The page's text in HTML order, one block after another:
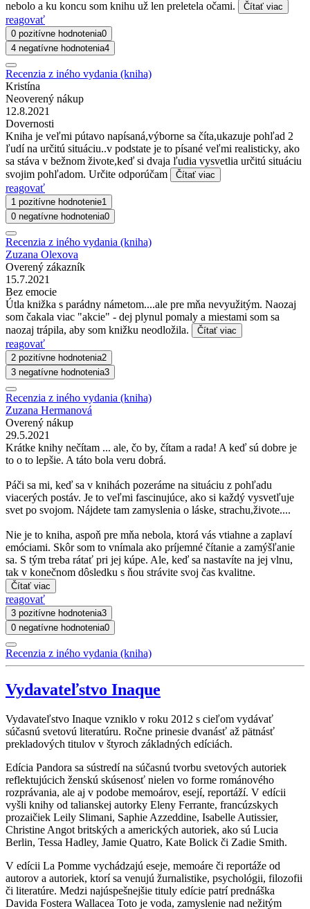
nebolo a ku koncu som knihu už len preletela očami. Čítať viac
reagovať
0 pozitívne hodnotenia0
4 negatívne hodnotenia4
Recenzia z iného vydania (kniha)
Kristína
Neoverený nákup
12.8.2021
Dovernosti
Kniha je veľmi pútavo napísaná,výborne sa číta,ukazuje pohľad 2
ľudí na určitú situáciu..v podstate je to písané veľmi realisticky, ako
sa stáva v bežnom živote,keď si dvaja ľudia vysvetlia určitú situáciu
svojim pohľadom. Určite odporúčam
Čítať viac
reagovať
1 pozitívne hodnotenie1
0 negatívne hodnotenia0
Recenzia z iného vydania (kniha)
Zuzana Olexova
Overený zákazník
15.7.2021
Bez emocie
Útla knižka s parádny námetom....ale pre mňa nevyužitým. Naozaj
som čakala viac "akcie" - dej plynul pomaly a miestami som sa
naozaj trápila, aby som knižku neodložila.
Čítať viac
reagovať
2 pozitívne hodnotenia2
3 negatívne hodnotenia3
Recenzia z iného vydania (kniha)
Zuzana Hermanová
Overený nákup
29.5.2021
Krátke knihy nečítam ... ale, čo by, čítam a rada! A keď sú dobre je
to o to lepšie. A táto bola veru dobrá.
Páči sa mi, keď sa v knihách pozeráme na situáciu z pohľadu
viacerých postáv. Je to veľmi fascinujúce, ako si každý vysvetľuje
svet po svojom. Nájdete tam zamyslenia o láske, strachu,živote....
Nie je to kniha, aspoň pre mňa nebola, ktorá vás vtiahne a zaplaví
emóciami. Skôr som to vnímala ako príjemné čítanie a zamýšľanie
sa. S tým treba rátať pri jej kúpe. Ale, keď sa nastavíte na jej vlnu,
tak v konečnom dôsledku s ňou strávite svoj čas kvalitne.
Čítať viac
reagovať
3 pozitívne hodnotenia3
0 negatívne hodnotenia0
Recenzia z iného vydania (kniha)
Vydavateľstvo Inaque
Vydavateľstvo Inaque vzniklo v roku 2012 s cieľom vydávať
súčasnú svetovú literatúru. Ročne prinesie dvanásť až pätnásť
prekladových titulov v štyroch základných edíciách.
Edícia Pandora sa sústredí na súčasnú tvorbu svetových autoriek
reflektujúcich ženskú skúsenosť nielen vo forme románového
rozprávania, ale aj v podobe memoárov, esejí, reportáží. V edícii
vyšli knihy od talianskej autorky Eleny Ferrante, francúzskych
prozaičiek Leily Slimani, Saphie Azzeddine, Isabelle Autissier,
Christine Angot britských a amerických autoriek, ako sú Lucia
Berlin, Tessa Hadley, Jamie Quatro, Kate Bolick či Zadie Smith.
V edícii La Pomme vychádzajú eseje, memoáre či reportáže od
autorov a autoriek, ktorí sa venujú žurnalistike, psychológii, filozofii
či literatúre. Medzi najúspešnejšie tituly edície patrí prednáška
Davida Fostera Wallacea Toto je voda, zamyslenie nad nežitým